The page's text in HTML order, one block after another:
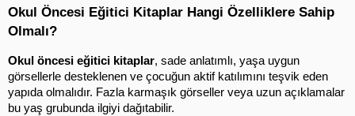
Okul Öncesi Eğitici Kitaplar Hangi Özelliklere Sahip
Olmalı?
Okul öncesi eğitici kitaplar, sade anlatımlı, yaşa uygun
görsellerle desteklenen ve çocuğun aktif katılımını teşvik eden
yapıda olmalıdır. Fazla karmaşık görseller veya uzun açıklamalar
bu yaş grubunda ilgiyi dağıtabilir.